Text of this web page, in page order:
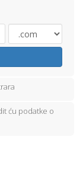
ću podatke o